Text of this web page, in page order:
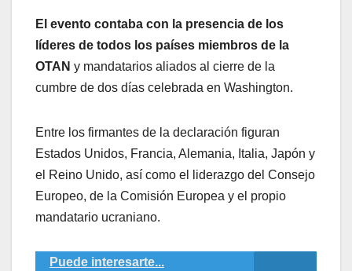
El evento contaba con la presencia de los
líderes de todos los países miembros de la
OTAN y mandatarios aliados al cierre de la
cumbre de dos días celebrada en Washington.
Entre los firmantes de la declaración figuran
Estados Unidos, Francia, Alemania, Italia, Japón y
el Reino Unido, así como el liderazgo del Consejo
Europeo, de la Comisión Europea y el propio
mandatario ucraniano.
Puede interesarte...